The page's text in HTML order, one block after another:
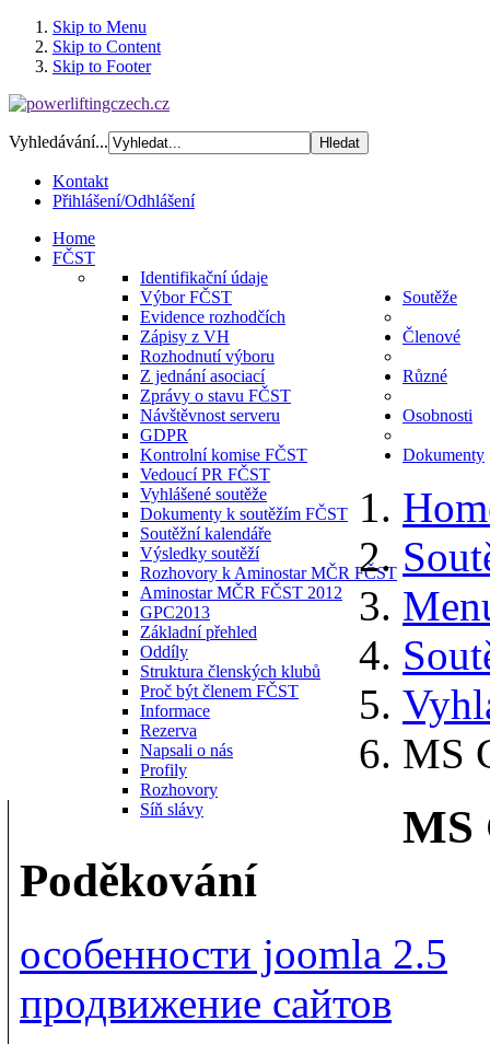
Skip to Menu
Skip to Content
Skip to Footer
Vyhledávání...
Kontakt
Přihlášení/Odhlášení
Home
FČST
Identifikační údaje
Výbor FČST
Evidence rozhodčích
Zápisy z VH
Rozhodnutí výboru
Z jednání asociací
Zprávy o stavu FČST
Návštěvnost serveru
GDPR
Kontrolní komise FČST
Vedoucí PR FČST
Soutěže
Vyhlášené soutěže
Dokumenty k soutěžím FČST
Soutěžní kalendáře
Výsledky soutěží
Rozhovory k Aminostar MČR FČST
Aminostar MČR FČST 2012
GPC2013
Členové
Základní přehled
Oddíly
Struktura členských klubů
Proč být členem FČST
Různé
Informace
Rezerva
Osobnosti
Napsali o nás
Profily
Rozhovory
Síň slávy
Dokumenty
MS
MS
Poděkování
особенности joomla 2.5
продвижение сайтов